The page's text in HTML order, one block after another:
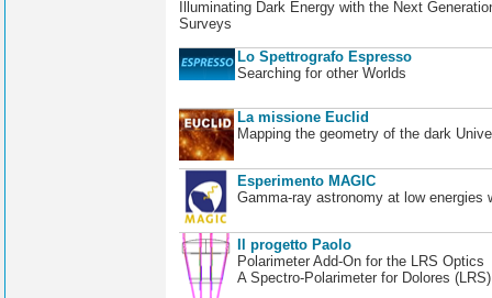
Illuminating Dark Energy with the Next
Surveys
Lo Spettrografo Espresso
Searching for other Worlds
La missione Euclid
Mapping the geometry of the dark
Esperimento MAGIC
Gamma-ray astronomy at low energies
Il progetto Paolo
Polarimeter Add-On for the LRS Optics
A Spectro-Polarimeter for Dolores